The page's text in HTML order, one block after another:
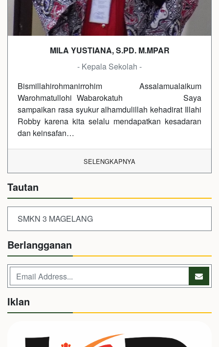
MILA YUSTIANA, S.PD. M.MPAR
- Kepala Sekolah -
Bismillahirohmanirrohim Assalamualaikum
Warohmatullohi Wabarokatuh Saya
sampaikan rasa syukur alhamdulillah kehadirat Illahi
Robby karena kita selalu mendapatkan kesadaran
dan keinsafan…
SELENGKAPNYA
Tautan
SMKN 3 MAGELANG
Berlangganan
Iklan